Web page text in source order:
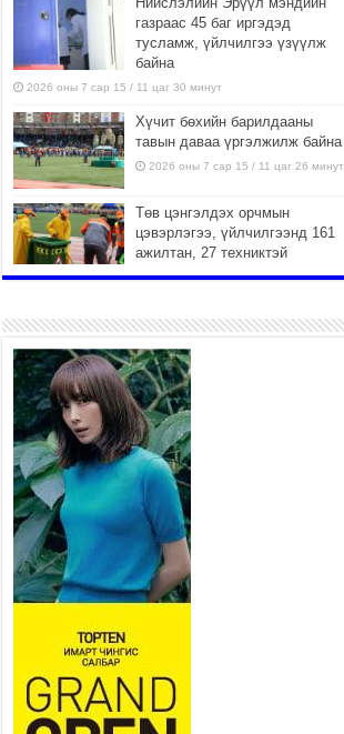
газраас 45 баг иргэдэд
тусламж, үйлчилгээ үзүүлж
байна
2026 оны 7 сар 15 / 11 цаг 30 минут
Хүчит бөхийн барилдааны
тавын даваа үргэлжилж байна
2026 оны 7 сар 15 / 11 цаг 26 минут
Төв цэнгэлдэх орчмын
цэвэрлэгээ, үйлчилгээнд 161
ажилтан, 27 техниктэй
ажиллаж байна
Наадмын амралтын өдрүүдэд
нийслэлийн эрүүл мэндийн
байгууллагууд дараах
хуваарийн дагуу ажиллана
2026 оны 7 сар 15 / 11 цаг 18 минут
Үндэсний их баяр наадам
эхэллээ
2026 оны 7 сар 15 / 11 цаг 14 минут
Үер усны аюулаас сэргийлж, нийслэлийн Онцгой
байдлын газрын 162 алба хаагч үүрэг гүйцэтгэж
байна
2026 оны 7 сар 15 / 11 цаг 07 минут
Үндэсний их сурын харваанд 850 харваач цэц
мэргэнээ сорьж байна
2026 оны 7 сар 15 / 11 цаг 03 минут
Төв цэнгэлдэхийн эргэн тойронд